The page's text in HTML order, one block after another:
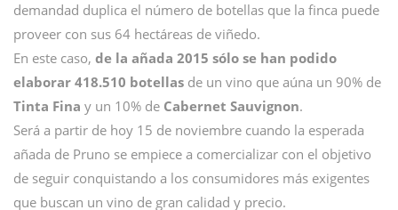
demandad duplica el número de botellas que la finca puede
proveer con sus 64 hectáreas de viñedo.
En este caso, de la añada 2015 sólo se han podido
elaborar 418.510 botellas de un vino que aúna un 90% de
Tinta Fina y un 10% de Cabernet Sauvignon.
Será a partir de hoy 15 de noviembre cuando la esperada
añada de Pruno se empiece a comercializar con el objetivo
de seguir conquistando a los consumidores más exigentes
que buscan un vino de gran calidad y precio.